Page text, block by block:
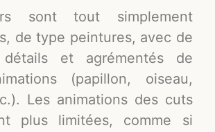
sont tout simplement
de type peintures, avec de
détails et agrémentés de
(papillon, oiseau,
Les animations des cuts
plus limitées, comme si